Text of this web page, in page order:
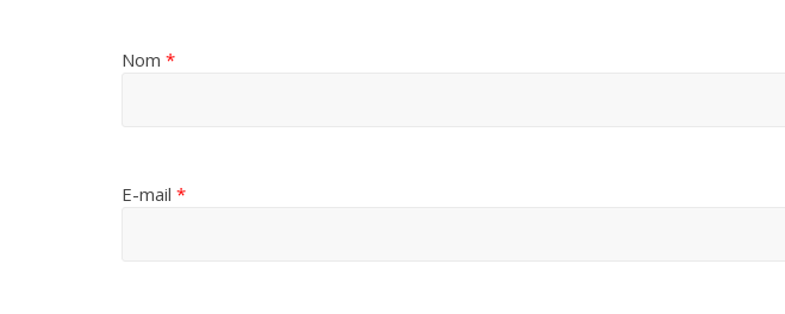
Nom *
E-mail *